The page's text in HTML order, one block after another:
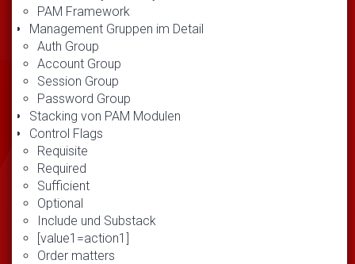
PAM Framework
Management Gruppen im Detail
Auth Group
Account Group
Session Group
Password Group
Stacking von PAM Modulen
Control Flags
Requisite
Required
Sufficient
Optional
Include und Substack
[value1=action1]
Order matters